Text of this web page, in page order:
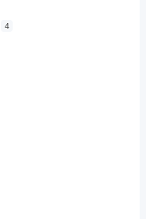
4